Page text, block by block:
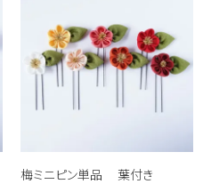
梅ミニピン単品 葉付き